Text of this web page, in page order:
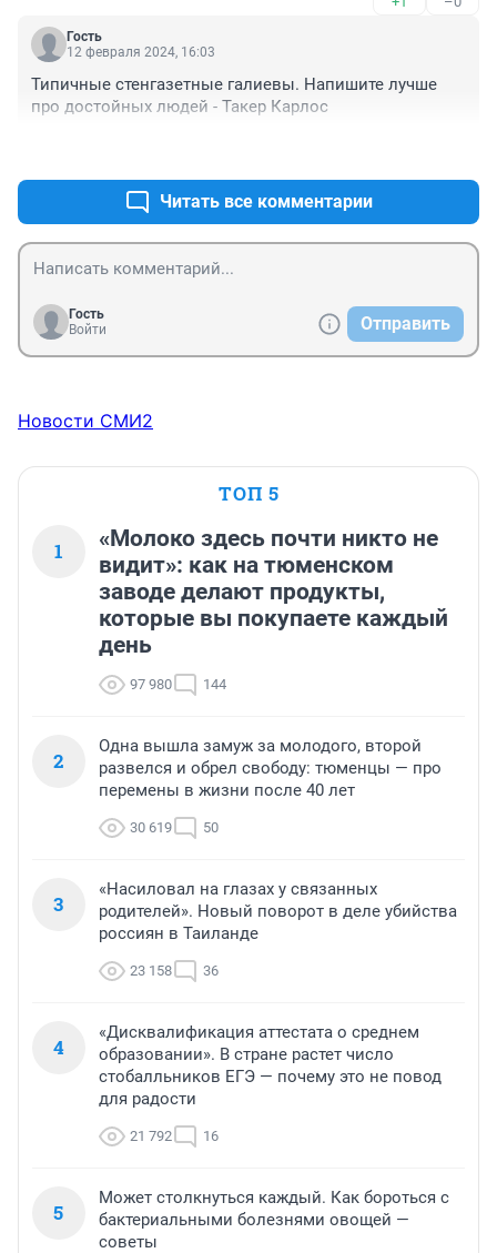
Гость
12 февраля 2024, 16:03
Типичные стенгазетные галиевы. Напишите лучше
про достойных людей - Такер Карлос
Читать все комментарии
Гость
Войти
Отправить
Новости СМИ2
ТОП 5
1
«Молоко здесь почти никто не
видит»: как на тюменском
заводе делают продукты,
которые вы покупаете каждый
день
97 980 144
2
Одна вышла замуж за молодого, второй
развелся и обрел свободу: тюменцы — про
перемены в жизни после 40 лет
30 619 50
3
«Насиловал на глазах у связанных
родителей». Новый поворот в деле убийства
россиян в Таиланде
23 158 36
4
«Дисквалификация аттестата о среднем
образовании». В стране растет число
стобалльников ЕГЭ — почему это не повод
для радости
21 792 16
5
Может столкнуться каждый. Как бороться с
бактериальными болезнями овощей —
советы